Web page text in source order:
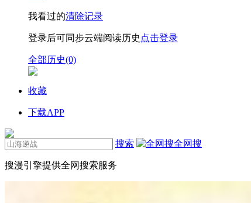
我看过的清除记录
登录后可同步云端阅读历史 点击登录
全部历史(0)
收藏
下载APP
搜索 全网搜
搜漫引擎提供全网搜索服务